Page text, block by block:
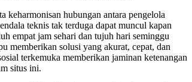
keharmonisan hubungan antara pengelola
teknis tak terduga dapat muncul kapan
empat jam sehari dan tujuh hari seminggu
memberikan solusi yang akurat, cepat, dan
terkemuka memberikan jaminan ketenangan
situs ini.